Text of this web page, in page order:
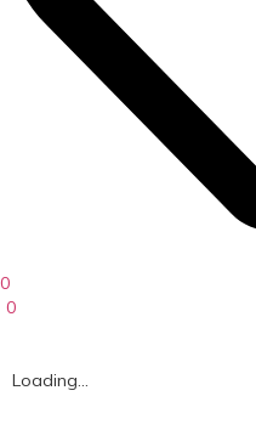
0
0
Loading...